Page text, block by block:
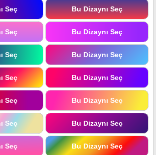
Seç Bu Dizaynı Seç
Seç Bu Dizaynı Seç
Seç Bu Dizaynı Seç
Seç Bu Dizaynı Seç
Seç Bu Dizaynı Seç
Seç Bu Dizaynı Seç
Seç Bu Dizaynı Seç